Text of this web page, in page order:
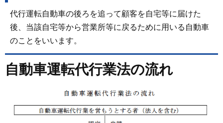
代行運転自動車の後ろを追って顧客を自宅等に届けた
後、当該自宅等から営業所等に戻るために用いる自動車
のことをいいます。
自動車運転代行業法の流れ